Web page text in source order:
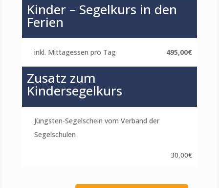
Kinder – Segelkurs in den
Ferien
inkl. Mittagessen pro Tag 495,00€
Zusatz zum
Kindersegelkurs
Jüngsten-Segelschein vom Verband der
Segelschulen
30,00€